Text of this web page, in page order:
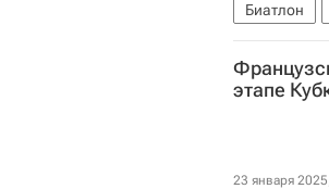
Биатлон
Жюлия
Кубок мира
этапе
23 января